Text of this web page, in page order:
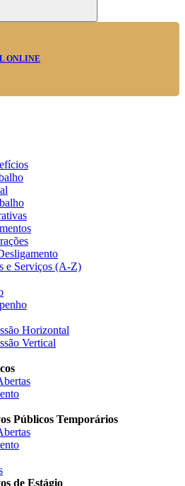
ONLINE
e Serviços (A-Z)
Horizontal
Vertical
Públicos Temporários
de Estágio